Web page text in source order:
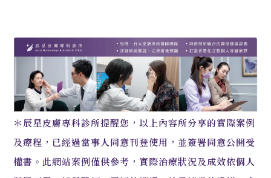
＊辰星皮膚專科診所提醒您，以上內容所分享的實際案例
及療程，已經過當事人同意刊登使用，並簽署同意公開受
權書。此網站案例僅供參考，實際治療狀況及成效依個人